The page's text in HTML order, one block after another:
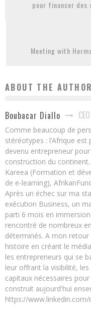
pour financer des
Meeting with
ABOUT THE AUTHOR
Boubacar Diallo
Comme beaucoup de
stéréotypes : l’Afrique
devenu entrepreneur
construction du continent.
Kareea (Formation et
de e-learning),
Après un échec sur ma
exécution Business, un
parti 6 mois en immersion
rencontré de nombreux
déterminés. A mon
histoire en créant le
les entrepreneurs qui se
leur offrant la visibilité,
capitaux nécessaires
construit aujourd'hui
https://